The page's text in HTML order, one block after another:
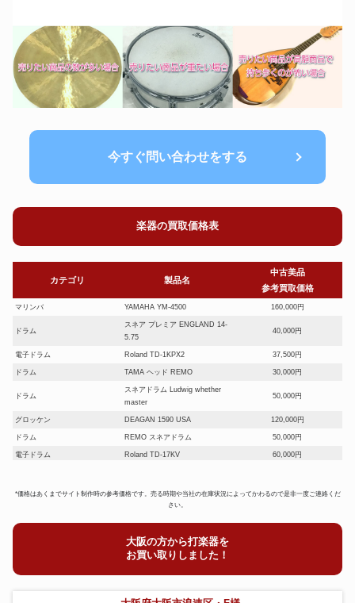
今すぐ問い合わせをする
楽器の買取価格表
カテゴリ 製品名
中古美品
参考買取価格
マリンバ YAMAHA YM-4500 160,000円
ドラム
スネア プレミア ENGLAND 14-
5.75
40,000円
電子ドラム Roland TD-1KPX2 37,500円
ドラム TAMA ヘッド REMO 30,000円
ドラム
スネアドラム Ludwig whether
master
50,000円
グロッケン DEAGAN 1590 USA 120,000円
ドラム REMO スネアドラム 50,000円
電子ドラム Roland TD-17KV 60,000円
YAMAHA BD-920R
*価格はあくまでサイト制作時の参考価格です。売る時期や当社の在庫状況によってかわるので是非一度ご連絡くだ
さい。
大阪の方から打楽器を
お買い取りしました！